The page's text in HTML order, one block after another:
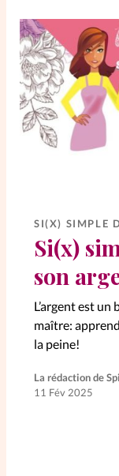
Edito
Elles
Lifestyle
Shopping
SI(X) SIMPLE
Si(x)
son
L’argent est
maître:
la peine!
La rédaction de
11 Fév 2025